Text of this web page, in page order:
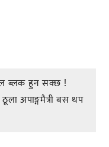
ब्लक हुन सक्छ !
अपाङ्गमैत्री बस थप